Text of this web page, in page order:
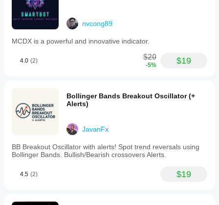
nvcong89
MCDX is a powerful and innovative indicator.
4.0 (2) $20
-5% $19
Bollinger Bands Breakout Oscillator (+
Alerts)
JavanFx
BB Breakout Oscillator with alerts! Spot trend reversals using
Bollinger Bands. Bullish/Bearish crossovers Alerts.
4.5 (2) $19